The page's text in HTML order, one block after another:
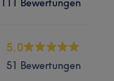
5.0
51 Bewertungen